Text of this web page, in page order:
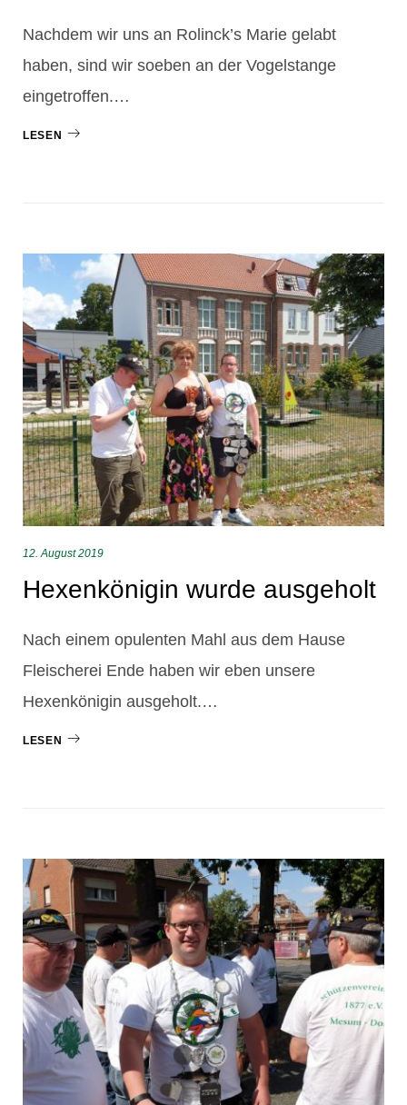
Nachdem wir uns an Rolinck’s Marie gelabt
haben, sind wir soeben an der Vogelstange
eingetroffen.…
LESEN
12. August 2019
Hexenkönigin wurde ausgeholt
Nach einem opulenten Mahl aus dem Hause
Fleischerei Ende haben wir eben unsere
Hexenkönigin ausgeholt.…
LESEN